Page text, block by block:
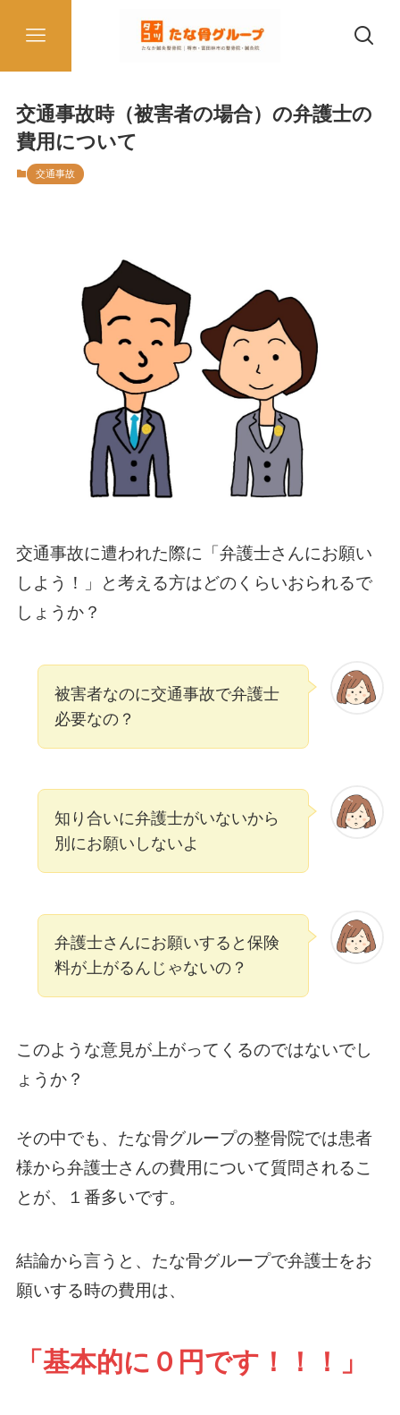
交通事故時（被害者の場合）の弁護士の
費用について
交通事故
交通事故に遭われた際に「弁護士さんにお願い
しよう！」と考える方はどのくらいおられるで
しょうか？
被害者なのに交通事故で弁護士
必要なの？
知り合いに弁護士がいないから
別にお願いしないよ
弁護士さんにお願いすると保険
料が上がるんじゃないの？
このような意見が上がってくるのではないでし
ょうか？
その中でも、たな骨グループの整骨院では患者
様から弁護士さんの費用について質問されるこ
とが、１番多いです。
結論から言うと、たな骨グループで弁護士をお
願いする時の費用は、
「基本的に０円です！！！」